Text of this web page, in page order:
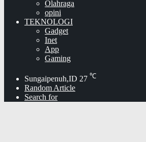
Olahraga
opini
TEKNOLOGI
Gadget
Inet
App
Gaming
Sungaipenuh,ID 27 ℃
Random Article
Search for